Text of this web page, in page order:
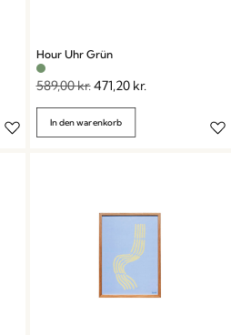
Hour Uhr Grün
589,00kr.471,20 kr.
In den warenkorb